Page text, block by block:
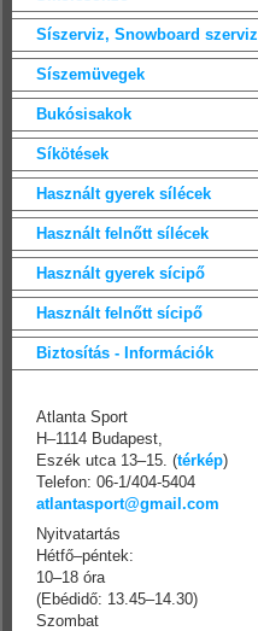
Síszerviz, Snowboard szerviz
Síszemüvegek
Bukósisakok
Síkötések
Használt gyerek sílécek
Használt felnőtt sílécek
Használt gyerek sícipő
Használt felnőtt sícipő
Biztosítás - Információk
Atlanta Sport
H–1114 Budapest,
Eszék utca 13–15. (térkép)
Telefon: 06-1/404-5404
atlantasport@gmail.com
Nyitvatartás
Hétfő–péntek:
10–18 óra
(Ebédidő: 13.45–14.30)
Szombat